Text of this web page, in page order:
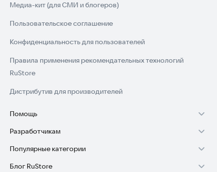
Медиа-кит (для СМИ и блогеров)
Пользовательское соглашение
Конфиденциальность для пользователей
Правила применения рекомендательных технологий
RuStore
Дистрибутив для производителей
Помощь
Установка RuStore на TV
Установка RuStore на телефон
Установка RuStore в машину
Разработчикам
Зарабатывать с RuStore
Стать разработчиком
Популярные категории
Игры для Android
Блог RuStore